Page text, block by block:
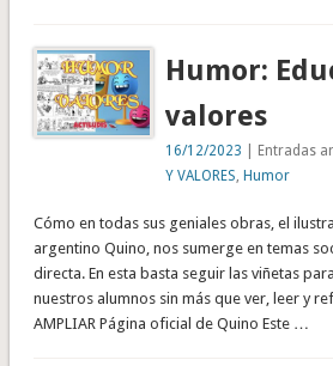
Humor:
valores
16/12/2023 | Entradas
Y VALORES ,Humor
Cómo en todas sus geniales obras, el
argentino Quino, nos sumerge en temas
directa. En esta basta seguir las viñetas
nuestros alumnos sin más que ver, leer y
AMPLIAR Página oficial de Quino Este …